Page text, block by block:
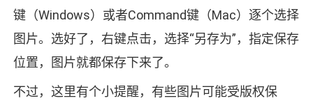
键（Windows）或者Command键（Mac）逐个选择
图片。选好了，右键点击，选择“另存为”，指定保存
位置，图片就都保存下来了。
不过，这里有个小提醒，有些图片可能受版权保